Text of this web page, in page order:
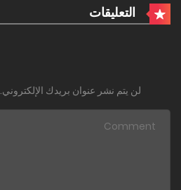
التعليقات
لن يتم نشر عنوان بريدك الإلكتروني.